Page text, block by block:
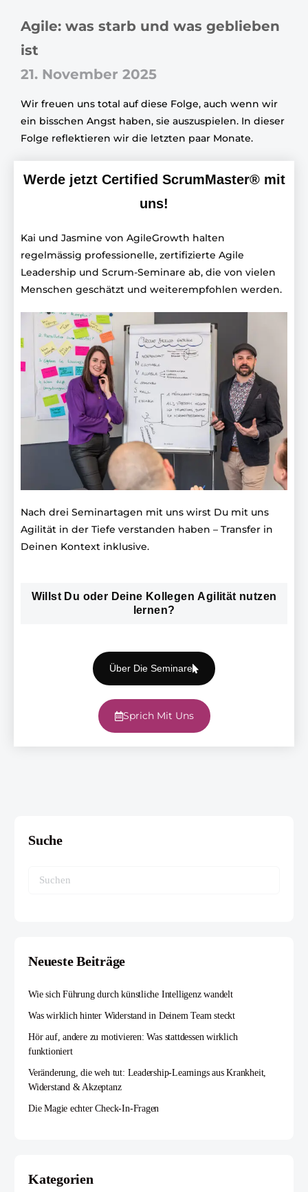
Agile: was starb und was geblieben
ist
21. November 2025
Wir freuen uns total auf diese Folge, auch wenn wir
ein bisschen Angst haben, sie auszuspielen. In dieser
Folge reflektieren wir die letzten paar Monate.
Werde jetzt Certified ScrumMaster® mit
uns!
Kai und Jasmine von AgileGrowth halten
regelmässig professionelle, zertifizierte Agile
Leadership und Scrum-Seminare ab, die von vielen
Menschen geschätzt und weiterempfohlen werden.
Nach drei Seminartagen mit uns wirst Du mit uns
Agilität in der Tiefe verstanden haben – Transfer in
Deinen Kontext inklusive.
Willst Du oder Deine Kollegen Agilität nutzen
lernen?
Über Die Seminare
Sprich Mit Uns
Suche
Neueste Beiträge
Wie sich Führung durch künstliche Intelligenz wandelt
Was wirklich hinter Widerstand in Deinem Team steckt
Hör auf, andere zu motivieren: Was stattdessen wirklich
funktioniert
Veränderung, die weh tut: Leadership-Learnings aus Krankheit,
Widerstand & Akzeptanz
Die Magie echter Check-In-Fragen
Kategorien